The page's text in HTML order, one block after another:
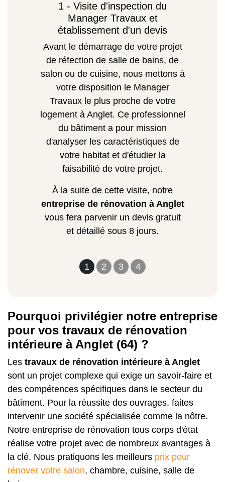
1 2 3 4
1 - Visite d'inspection du
Manager Travaux et
établissement d'un devis
Avant le démarrage de votre projet
de réfection de salle de bains, de
salon ou de cuisine, nous mettons à
votre disposition le Manager
Travaux le plus proche de votre
logement à Anglet. Ce professionnel
du bâtiment a pour mission
d'analyser les caractéristiques de
votre habitat et d'étudier la
faisabilité de votre projet.
À la suite de cette visite, notre
entreprise de rénovation à Anglet
vous fera parvenir un devis gratuit
et détaillé sous 8 jours.
Pourquoi privilégier notre entreprise
pour vos travaux de rénovation
intérieure à Anglet (64) ?
Les travaux de rénovation intérieure à Anglet
sont un projet complexe qui exige un savoir-faire et
des compétences spécifiques dans le secteur du
bâtiment. Pour la réussite des ouvrages, faites
intervenir une société spécialisée comme la nôtre.
Notre entreprise de rénovation tous corps d'état
réalise votre projet avec de nombreux avantages à
la clé. Nous pratiquons les meilleurs prix pour
rénover votre salon, chambre, cuisine, salle de